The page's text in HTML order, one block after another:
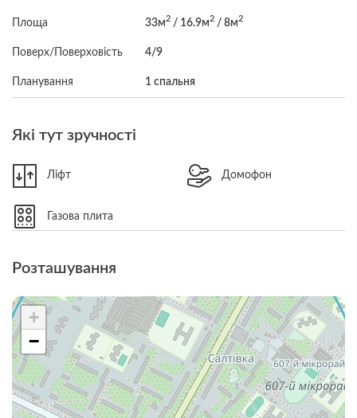
Площа 33м2 / 16.9м2 / 8м2
Поверх/Поверховість 4/9
Планування 1 спальня
Які тут зручності
Ліфт Домофон
Газова плита
Розташування
+
−